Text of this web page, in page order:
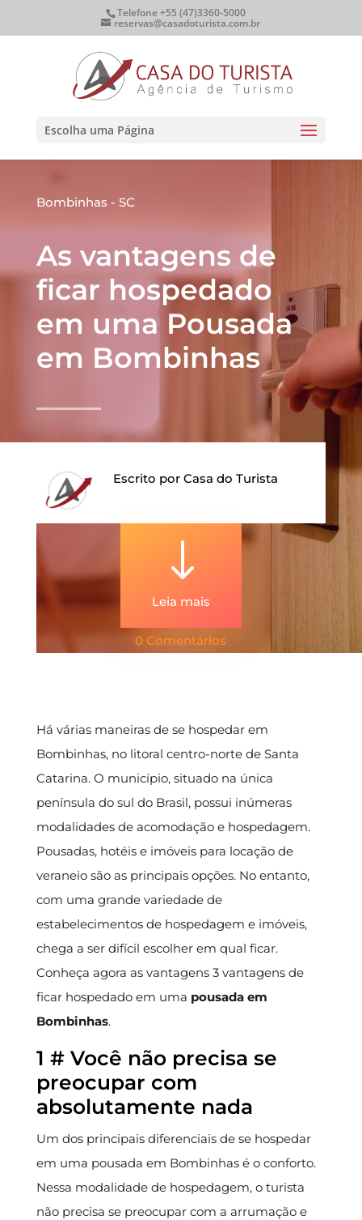
Telefone +55 (47)3360-5000
reservas@casadoturista.com.br
Escolha uma Página
Bombinhas - SC
As vantagens de
ficar hospedado
em uma Pousada
em Bombinhas
Escrito por Casa do Turista
"
Leia mais
0 Comentários
Há várias maneiras de se hospedar em
Bombinhas, no litoral centro-norte de Santa
Catarina. O município, situado na única
península do sul do Brasil, possui inúmeras
modalidades de acomodação e hospedagem.
Pousadas, hotéis e imóveis para locação de
veraneio são as principais opções. No entanto,
com uma grande variedade de
estabelecimentos de hospedagem e imóveis,
chega a ser difícil escolher em qual ficar.
Conheça agora as vantagens 3 vantagens de
ficar hospedado em uma pousada em
Bombinhas.
1 # Você não precisa se
preocupar com
absolutamente nada
Um dos principais diferenciais de se hospedar
em uma pousada em Bombinhas é o conforto.
Nessa modalidade de hospedagem, o turista
não precisa se preocupar com a arrumação e